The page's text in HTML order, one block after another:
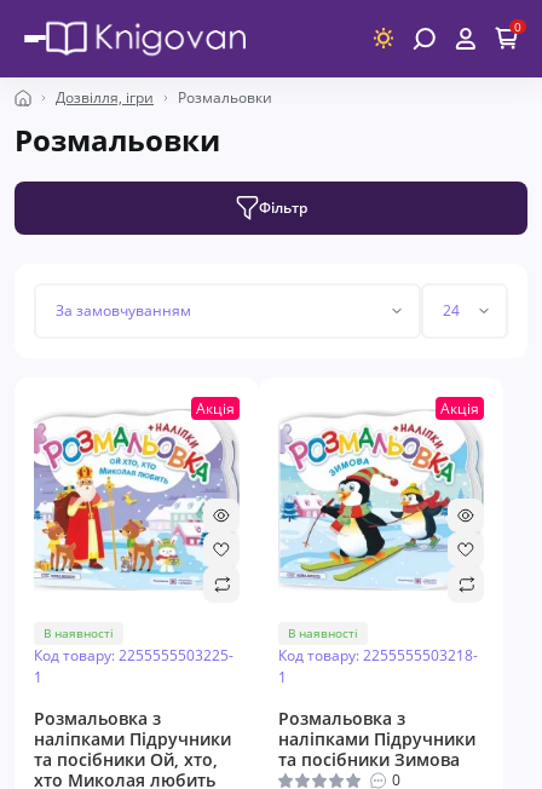
0
Дозвілля, ігри Розмальовки
Розмальовки
Фільтр
Акція
В наявності
Код товару: 2255555503225-
1
Розмальовка з
наліпками Підручники
та посібники Ой, хто,
хто Миколая любить
Акція
В наявності
Код товару: 2255555503218-
1
Розмальовка з
наліпками Підручники
та посібники Зимова
0